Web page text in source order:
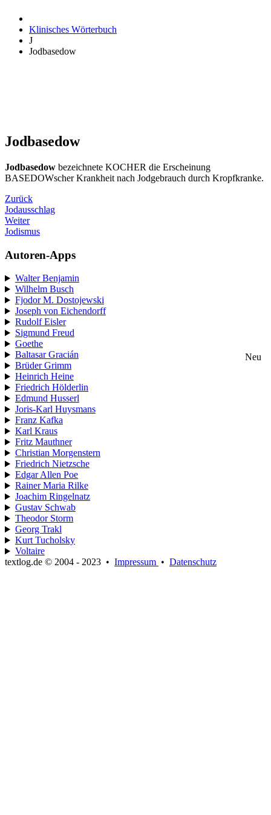
Klinisches Wörterbuch
J
Jodbasedow
Jodbasedow
Jodbasedow bezeichnete KOCHER die Erscheinung
BASEDOWscher Krankheit nach Jodgebrauch durch Kropfkranke.
Zurück
Jodausschlag
Weiter
Jodismus
Autoren-Apps
Walter Benjamin
Wilhelm Busch
Fjodor M. Dostojewski
Joseph von Eichendorff
Rudolf Eisler
Sigmund Freud
Goethe
Baltasar Gracián
Neu
Brüder Grimm
Heinrich Heine
Friedrich Hölderlin
Edmund Husserl
Joris-Karl Huysmans
Franz Kafka
Karl Kraus
Fritz Mauthner
Christian Morgenstern
Friedrich Nietzsche
Edgar Allen Poe
Rainer Maria Rilke
Joachim Ringelnatz
Gustav Schwab
Theodor Storm
Georg Trakl
Kurt Tucholsky
Voltaire
textlog.de © 2004 - 2023 • Impressum • Datenschutz